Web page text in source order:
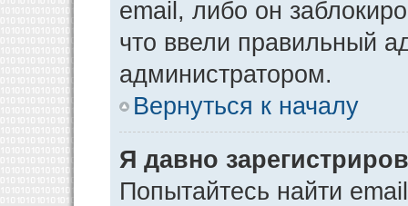
email, либо он
что ввели правильный
администратором.
Вернуться к началу
Я давно
Попытайтесь найти